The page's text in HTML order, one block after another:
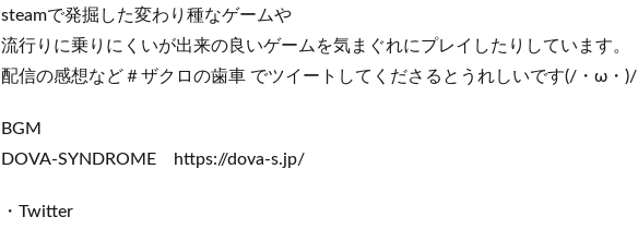
steamで発掘した変わり種なゲームや
流行りに乗りにくいが出来の良いゲームを気まぐれにプレイしたりしています。
配信の感想など＃ザクロの歯車 でツイートしてくださるとうれしいです(/・ω・)/
BGM
DOVA-SYNDROME https://dova-s.jp/
・Twitter